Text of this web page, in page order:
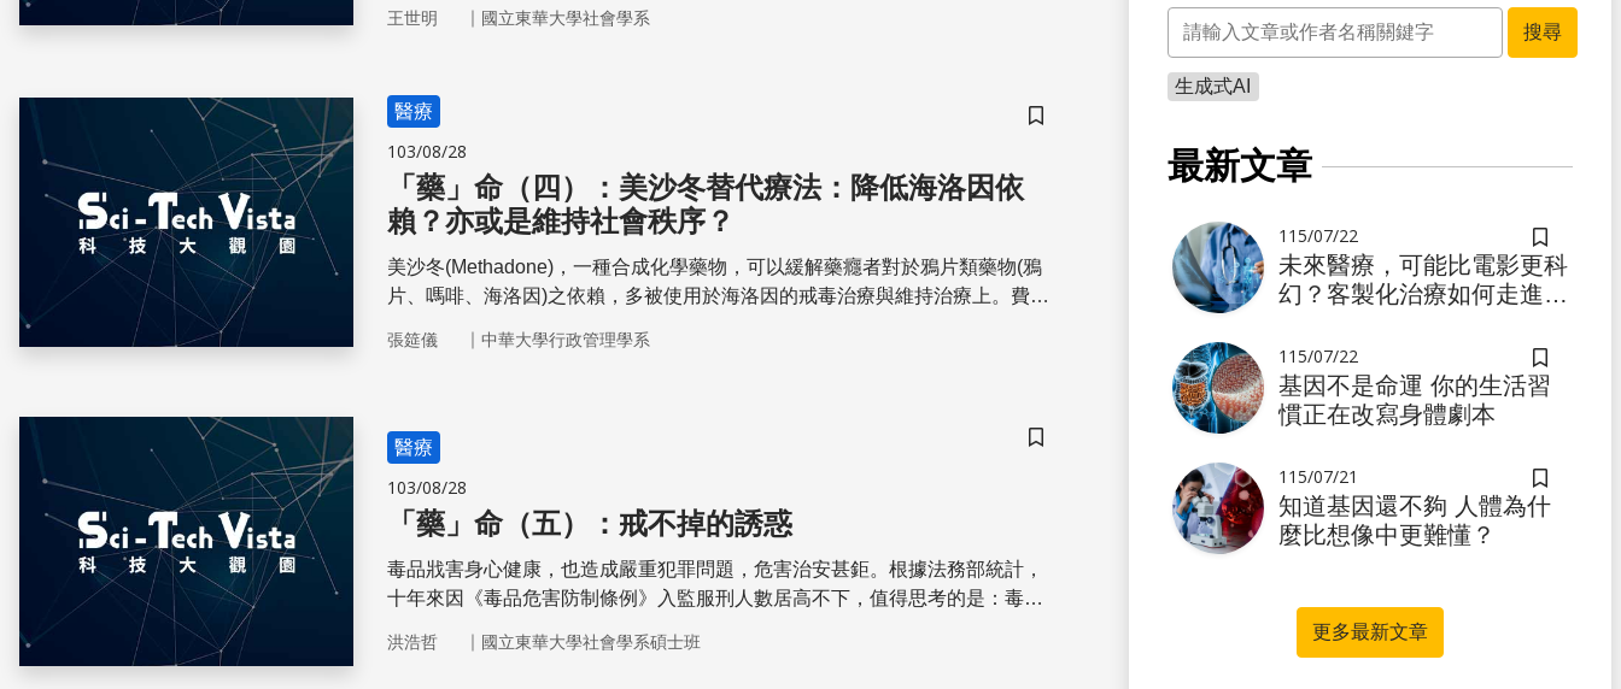
具意義。本文將針對此立法政策重大的變遷，探討其背後的社會意義以及犯罪
王世明 ｜ 國立東華大學社會學系
儲存書籤
醫療
103/08/28
「藥」命（四）：美沙冬替代療法：降低海洛因依
賴？亦或是維持社會秩序？
美沙冬(Methadone)，一種合成化學藥物，可以緩解藥癮者對於鴉片類藥物(鴉
片、嗎啡、海洛因)之依賴，多被使用於海洛因的戒毒治療與維持治療上。費用
有可能轉而依賴美沙冬。美沙冬，究竟是藥癮者的救星？還是另一個墮落的開
張筵儀 ｜ 中華大學行政管理學系
儲存書籤
醫療
103/08/28
「藥」命（五）：戒不掉的誘惑
毒品戕害身心健康，也造成嚴重犯罪問題，危害治安甚鉅。根據法務部統計，
十年來因《毒品危害防制條例》入監服刑人數居高不下，值得思考的是：毒品
降低毒癮者對毒品的依賴？
洪浩哲 ｜ 國立東華大學社會學系碩士班
關鍵字
搜尋
生成式AI
最新文章
儲存書籤
115/07/22
未來醫療，可能比電影更科
幻？客製化治療如何走進真
儲存書籤
115/07/22
基因不是命運 你的生活習
慣正在改寫身體劇本
儲存書籤
115/07/21
知道基因還不夠 人體為什
麼比想像中更難懂？
更多最新文章